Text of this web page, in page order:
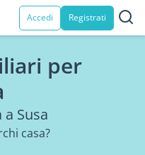
Accedi Registrati
per
Susa
casa?